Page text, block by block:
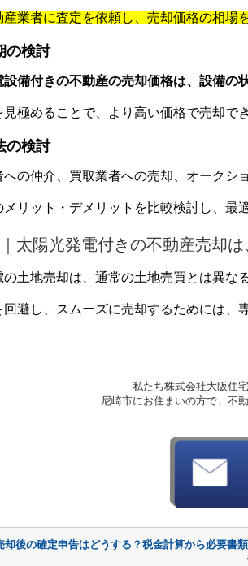
業者に査定を依頼し、売却価格の相場
の検討
設備付きの不動産の売却価格は、設備の
極めることで、より高い価格で売却で
の検討
の仲介、買取業者への売却、オークシ
メリット・デメリットを比較検討し、最
太陽光発電付きの不動産売却
の土地売却は、通常の土地売買とは異な
回避し、スムーズに売却するためには、
私たち株式会社大阪住
尼崎市にお住まいの方で、不
後の確定申告はどうする？税金計算から必要書